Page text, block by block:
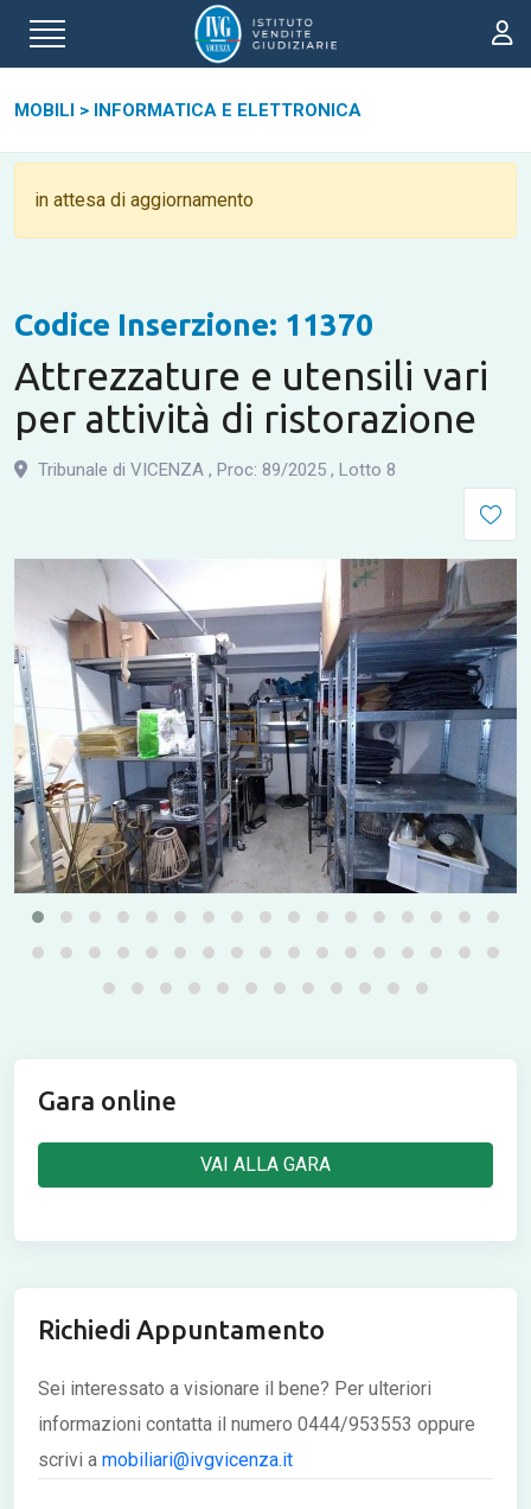
MOBILI > INFORMATICA E ELETTRONICA
in attesa di aggiornamento
Codice Inserzione: 11370
Attrezzature e utensili vari
per attività di ristorazione
Tribunale di VICENZA , Proc: 89/2025 , Lotto 8
Gara online
VAI ALLA GARA
Richiedi Appuntamento
Sei interessato a visionare il bene? Per ulteriori
informazioni contatta il numero 0444/953553 oppure
scrivi a mobiliari@ivgvicenza.it